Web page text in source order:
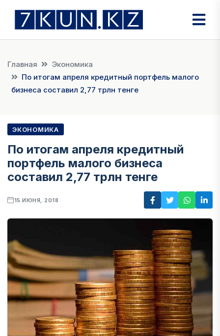
Главная
Экономика
По итогам апреля кредитный портфель малого
бизнеса составил 2,77 трлн тенге
ЭКОНОМИКА
По итогам апреля кредитный
портфель малого бизнеса
составил 2,77 трлн тенге
15 ИЮНЯ, 2018